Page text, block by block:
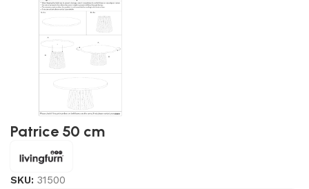
Patrice 50 cm
SKU: 31500